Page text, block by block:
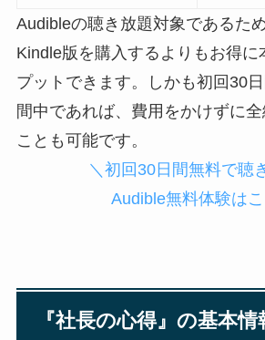
Audibleの聴き放題対象であるた
Kindle版を購入するよりもお得に
プットできます。しかも初回30
間中であれば、費用をかけずに
ことも可能です。
＼初回30日間無料で聴
Audible無料体験は
『社長の心得』の基本情